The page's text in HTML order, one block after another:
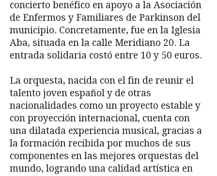
concierto benéfico en apoyo a la Asociación
de Enfermos y Familiares de Parkinson del
municipio. Concretamente, fue en la Iglesia
Aba, situada en la calle Meridiano 20. La
entrada solidaria costó entre 10 y 50 euros.
La orquesta, nacida con el fin de reunir el
talento joven español y de otras
nacionalidades como un proyecto estable y
con proyección internacional, cuenta con
una dilatada experiencia musical, gracias a
la formación recibida por muchos de sus
componentes en las mejores orquestas del
mundo, logrando una calidad artística en